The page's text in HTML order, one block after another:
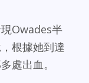
Owades半
根據她到達
處出血。